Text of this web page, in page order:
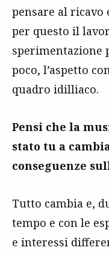
pensare al ricavo
per questo il
sperimentazione
poco, l’aspetto
quadro idilliaco.
Pensi che la
stato tu a
conseguenze
Tutto cambia e,
tempo e con le
e interessi